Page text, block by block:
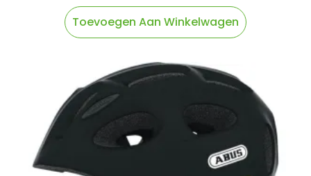
Toevoegen Aan Winkelwagen